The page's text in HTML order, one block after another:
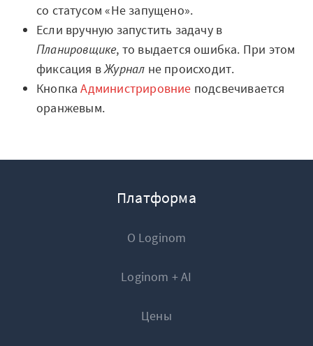
со статусом «Не запущено».
Если вручную запустить задачу в
Планировщике, то выдается ошибка. При этом
фиксация вЖурнал не происходит.
КнопкаАдминистрировние подсвечивается
оранжевым.
Платформа
О Loginom
Loginom + AI
Цены